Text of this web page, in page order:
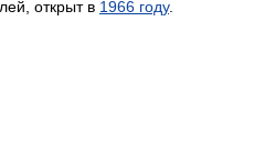
открыт в 1966 году.